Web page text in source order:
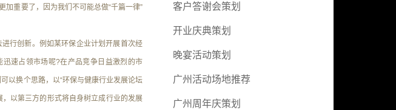
重要了，因为我们不可能总做“千篇一律”
行创新。例如某环保企业计划开展首次经
速占领市场呢?在产品竞争日益激烈的市
以换个思路，以“环保与健康行业发展论坛
以第三方的形式将自身树立成行业的发展
客户答谢会策划
开业庆典策划
晚宴活动策划
广州活动场地推荐
广州周年庆策划